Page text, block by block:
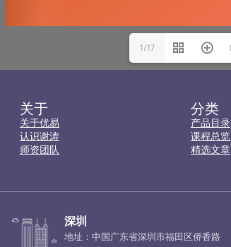
1/17
关于
关于优易
认识谢涛
师资团队
分类
产品目录
课程总览
精选文章
深圳
地址：中国广东省深圳市福田区侨香路